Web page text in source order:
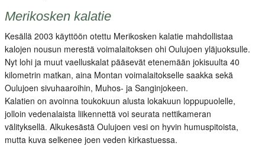
Merikosken kalatie
Kesällä 2003 käyttöön otettu Merikosken kalatie mahdollistaa
kalojen nousun merestä voimalaitoksen ohi Oulujoen yläjuoksulle.
Nyt lohi ja muut vaelluskalat pääsevät etenemään jokisuulta 40
kilometrin matkan, aina Montan voimalaitokselle saakka sekä
Oulujoen sivuhaaroihin, Muhos- ja Sanginjokeen.
Kalatien on avoinna toukokuun alusta lokakuun loppupuolelle,
jolloin vedenalaista liikennettä voi seurata nettikameran
välityksellä. Alkukesästä Oulujoen vesi on hyvin humuspitoista,
mutta kuva selkenee joen veden kirkastuessa.